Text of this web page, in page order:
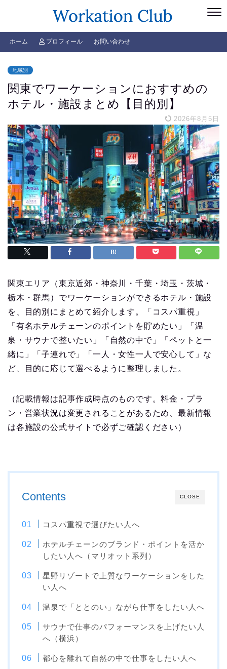
ホーム プロフィール お問い合わせ
地域別
関東でワーケーションにおすすめの
ホテル・施設まとめ【目的別】
2026年8月5日
関東エリア（東京近郊・神奈川・千葉・埼玉・茨城・
栃木・群馬）でワーケーションができるホテル・施設
を、目的別にまとめて紹介します。「コスパ重視」
「有名ホテルチェーンのポイントを貯めたい」「温
泉・サウナで整いたい」「自然の中で」「ペットと一
緒に」「子連れで」「一人・女性一人で安心して」な
ど、目的に応じて選べるように整理しました。
（記載情報は記事作成時点のものです。料金・プラ
ン・営業状況は変更されることがあるため、最新情報
は各施設の公式サイトで必ずご確認ください）
CLOSE
Contents
コスパ重視で選びたい人へ
ホテルチェーンのブランド・ポイントを活か
したい人へ（マリオット系列）
星野リゾートで上質なワーケーションをした
い人へ
温泉で「ととのい」ながら仕事をしたい人へ
サウナで仕事のパフォーマンスを上げたい人
へ（横浜）
都心を離れて自然の中で仕事をしたい人へ